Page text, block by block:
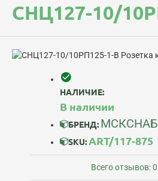
СНЦ127-10/
НАЛИЧИЕ:
В наличии
БРЕНД: МСКСНАБ
SKU:ART/117-875
Всего отзывов: 0